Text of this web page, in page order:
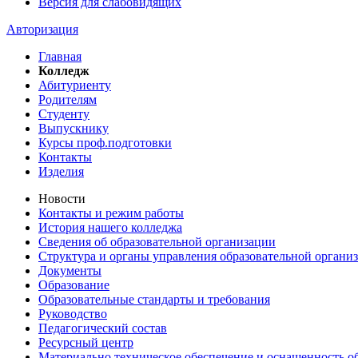
Авторизация
Главная
Колледж
Абитуриенту
Родителям
Студенту
Выпускнику
Курсы проф.подготовки
Контакты
Изделия
Новости
Контакты и режим работы
История нашего колледжа
Сведения об образовательной организации
Структура и органы управления образовательной
Документы
Образование
Образовательные стандарты и требования
Руководство
Педагогический состав
Ресурсный центр